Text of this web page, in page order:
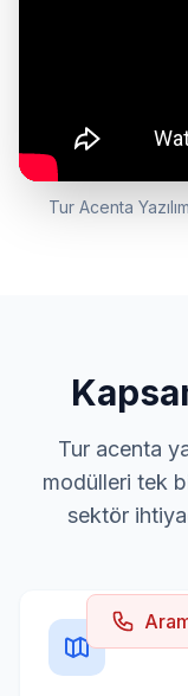
Tur Acenta
Tur acenta
modülleri tek
sektör